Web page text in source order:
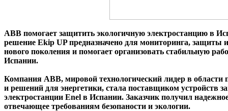
ABB помогает защитить экологичную электростанцию в
решение Ekip UP предназначено для мониторинга, защиты
нового поколения и помогает организовать стабильную
Испании.
Компания ABB, мировой технологический лидер в
и решений для энергетики, стала поставщиком устройств
электростанции Enel в Испании. Заказчик получил
отвечающее требованиям безопаности и экологии.